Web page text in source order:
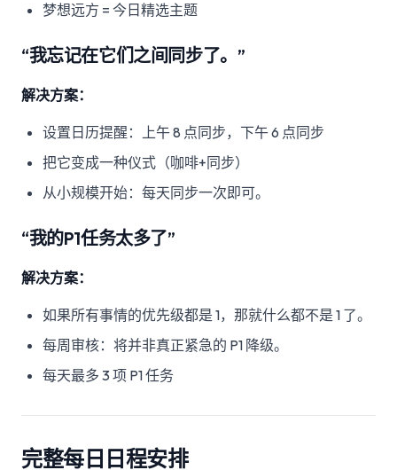
梦想远方 = 今日精选主题
“我忘记在它们之间同步了。”
解决方案：
设置日历提醒：上午 8 点同步，下午 6 点同步
把它变成一种仪式（咖啡+同步）
从小规模开始：每天同步一次即可。
“我的P1任务太多了”
解决方案：
如果所有事情的优先级都是 1，那就什么都不是 1 了。
每周审核：将并非真正紧急的 P1 降级。
每天最多 3 项 P1 任务
完整每日日程安排